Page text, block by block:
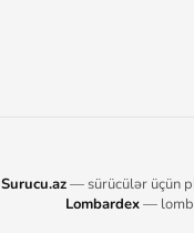
Surucu.az— sürücülər üçün
Lombardex—